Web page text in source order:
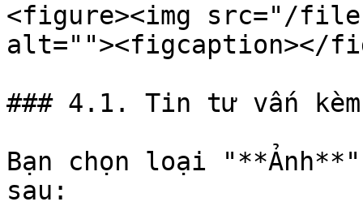
<figure><img src="/
alt=""><figcaption></
### 4.1. Tin tư vấn
Bạn chọn loại
sau: